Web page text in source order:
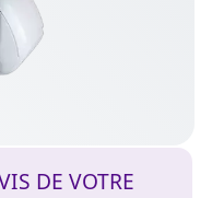
DE VOTRE